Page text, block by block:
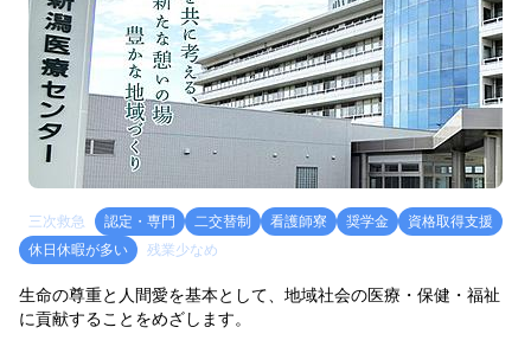
三次救急 認定・専門 二交替制 看護師寮 奨学金
資格取得支援
休日休暇が多い
残業少なめ
生命の尊重と人間愛を基本として、地域社会の医療・保健・福祉
に貢献することをめざします。